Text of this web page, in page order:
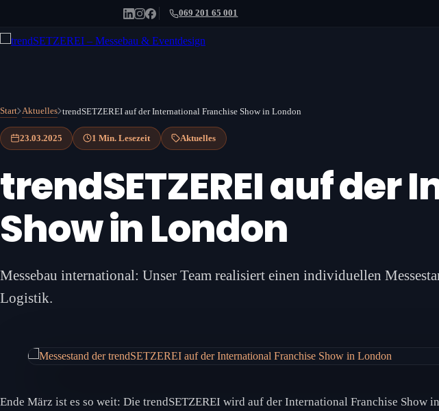
069 201 65 001
Start Aktuelles trendSETZEREI auf der International Franchise Show in London
23.03.2025 1 Min. Lesezeit Aktuelles
trendSETZEREI auf
Show in London
Messebau international: Unser Team realisiert einen individuellen
Logistik.
Ende März ist es so weit: Die trendSETZEREI wird auf der International Franchise